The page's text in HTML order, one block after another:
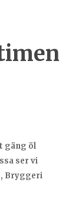
gäng öl
ser vi
Bryggeri